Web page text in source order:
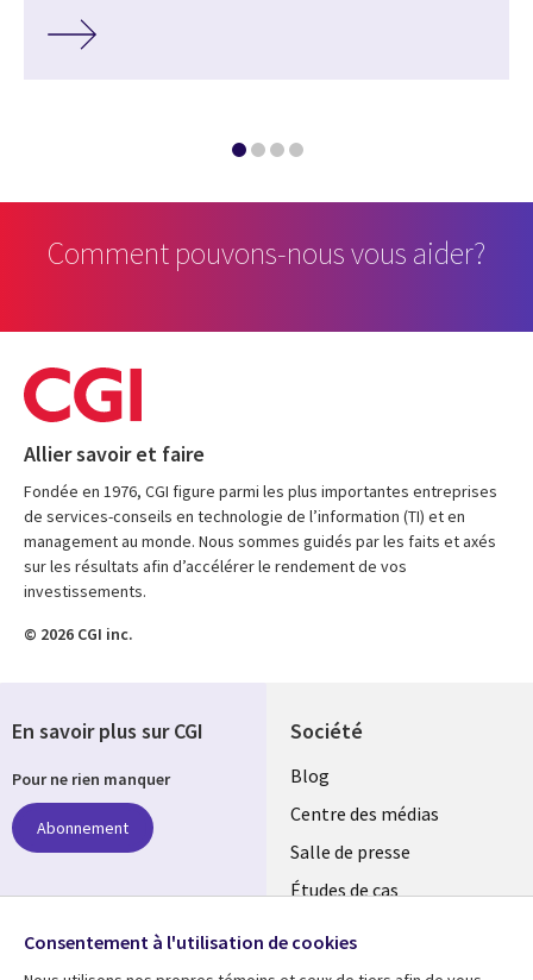
Comment pouvons-nous vous aider?
Allier savoir et faire
Fondée en 1976, CGI figure parmi les plus importantes entreprises
de services-conseils en technologie de l’information (TI) et en
management au monde. Nous sommes guidés par les faits et axés
sur les résultats afin d’accélérer le rendement de vos
investissements.
© 2026 CGI inc.
Société
Useful
links
LUXEMBOURG
Blog
Centre des médias
Salle de presse
Études de cas
En savoir plus sur CGI
Pour ne rien manquer
Abonnement
Suivez-nous
Consentement à l'utilisation de cookies